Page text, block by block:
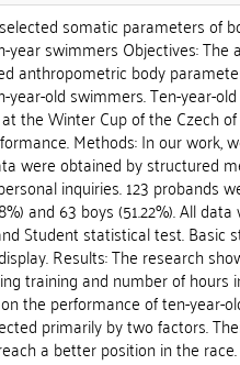
somatic parameters of
year swimmers Objectives:
anthropometric body
year-old swimmers. Ten-year-
the Winter Cup of the Czech
Methods: In our work,
were obtained by structured
inquiries. 123 probands
and 63 boys (51.22%). All
Student statistical test. Basic
Results: The research
training and number of
the performance of ten-year-
primarily by two factors.
a better position in the